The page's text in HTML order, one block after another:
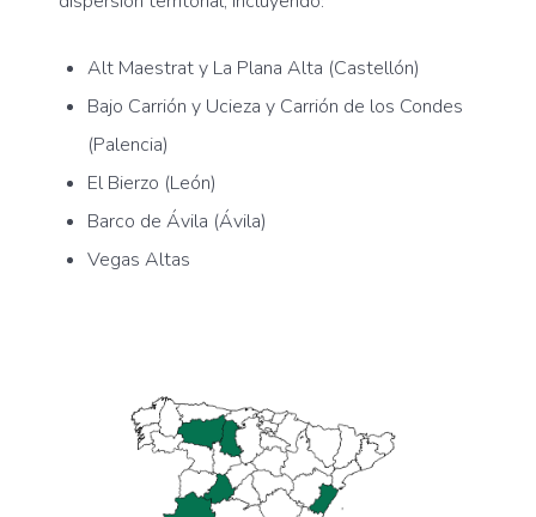
Alt Maestrat y La Plana Alta (Castellón)
Bajo Carrión y Ucieza y Carrión de los Condes
(Palencia)
El Bierzo (León)
Barco de Ávila (Ávila)
Vegas Altas